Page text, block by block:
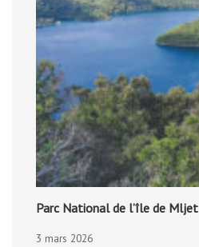
Parc National de l’île de Mljet
3 mars 2026